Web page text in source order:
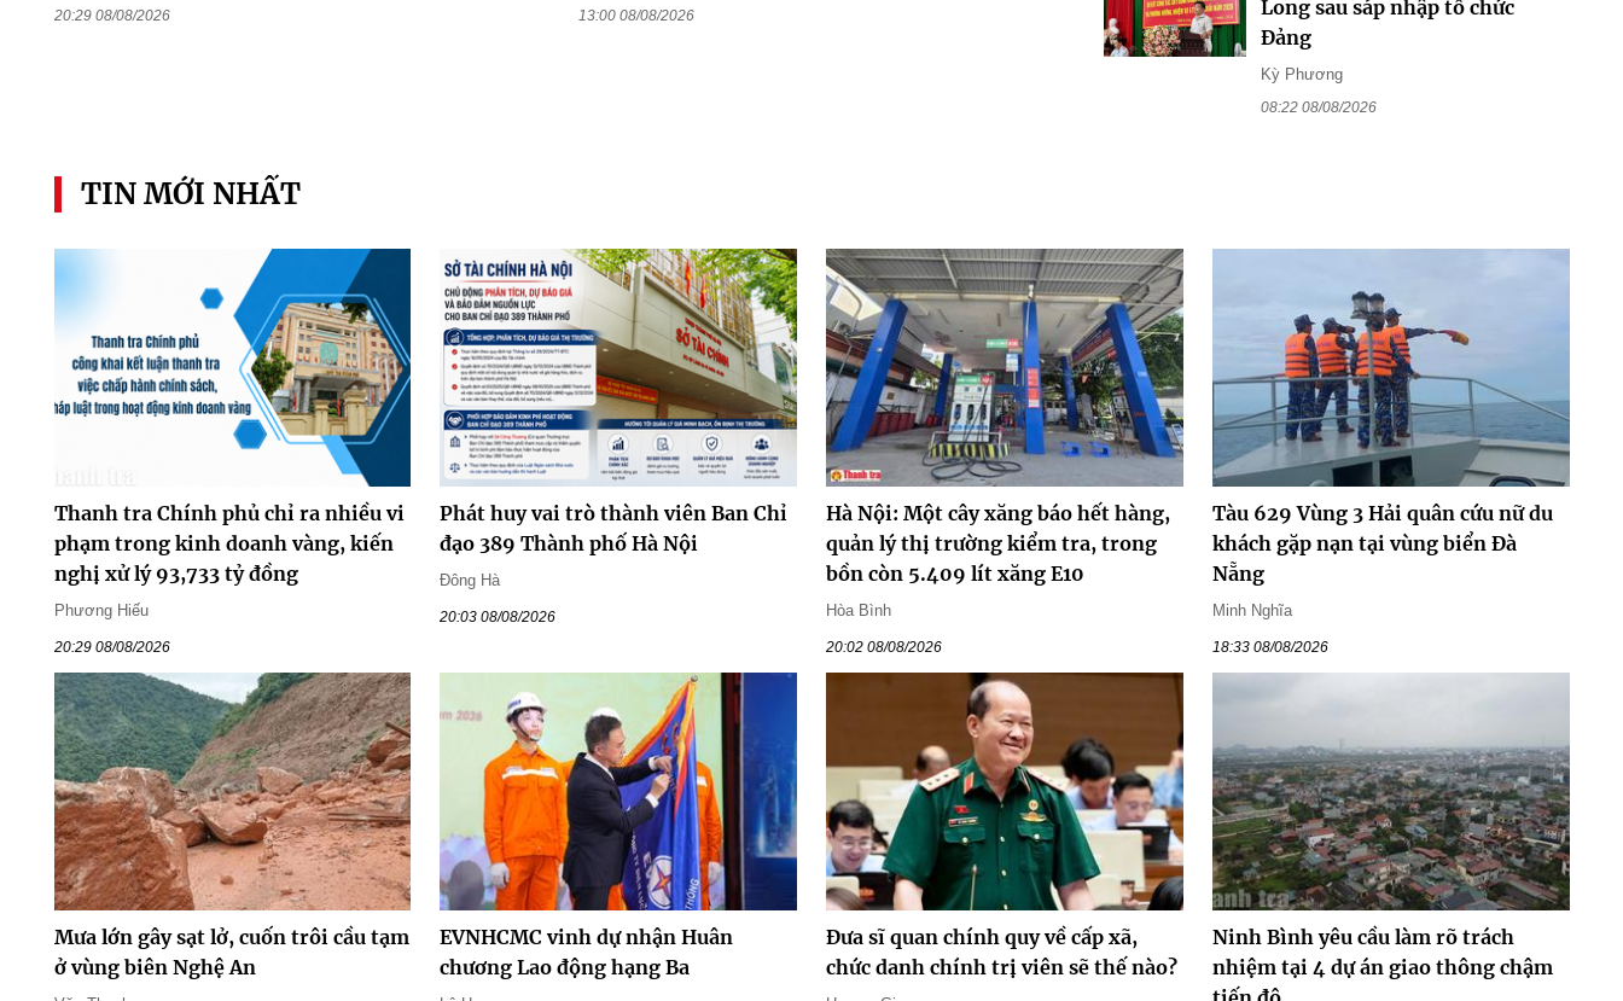
20:29 08/08/2026 13:00 08/08/2026
Long sau sáp nhập tổ chức
Đảng
Kỳ Phương
08:22 08/08/2026
TIN MỚI NHẤT
Thanh tra Chính phủ chỉ ra nhiều vi
phạm trong kinh doanh vàng, kiến
nghị xử lý 93,733 tỷ đồng
Phương Hiếu
20:29 08/08/2026
Phát huy vai trò thành viên Ban Chỉ
đạo 389 Thành phố Hà Nội
Đông Hà
20:03 08/08/2026
Hà Nội: Một cây xăng báo hết hàng,
quản lý thị trường kiểm tra, trong
bồn còn 5.409 lít xăng E10
Hòa Bình
20:02 08/08/2026
Tàu 629 Vùng 3 Hải quân cứu nữ du
khách gặp nạn tại vùng biển Đà
Nẵng
Minh Nghĩa
18:33 08/08/2026
Mưa lớn gây sạt lở, cuốn trôi cầu tạm
ở vùng biên Nghệ An
EVNHCMC vinh dự nhận Huân
chương Lao động hạng Ba
Đưa sĩ quan chính quy về cấp xã,
chức danh chính trị viên sẽ thế nào?
Ninh Bình yêu cầu làm rõ trách
nhiệm tại 4 dự án giao thông chậm